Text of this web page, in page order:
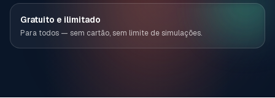
Gratuito e ilimitado
Para todos — sem cartão, sem limite de simulações.